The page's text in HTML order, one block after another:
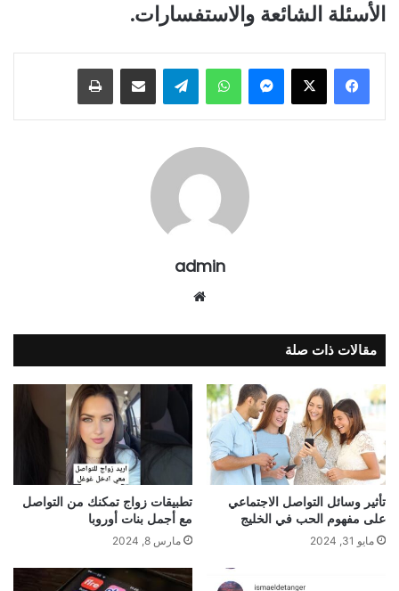
الأسئلة الشائعة والاستفسارات.
ماسنجر واتساب تيلقرام مشاركة عبر البريد طباعة
admin
مقالات ذات صلة
تأثير وسائل التواصل الاجتماعي
على مفهوم الحب في الخليج
مايو 31, 2024
تطبيقات زواج تمكنك من التواصل
مع أجمل بنات أوروبا
مارس 8, 2024